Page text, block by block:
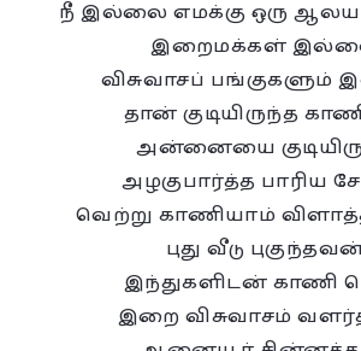
நீ இல்லை எமக்கு ஒரு
இறைமக்கள்
விசுவாசப் பங்குகளும்
தான் குடியிருந்த
அன்னையை
அழகுபார்த்த பாரிய
வெற்று காணியாம்
புது வீடு
இந்துகளிடன் காணி
இறை விசுவாசம்